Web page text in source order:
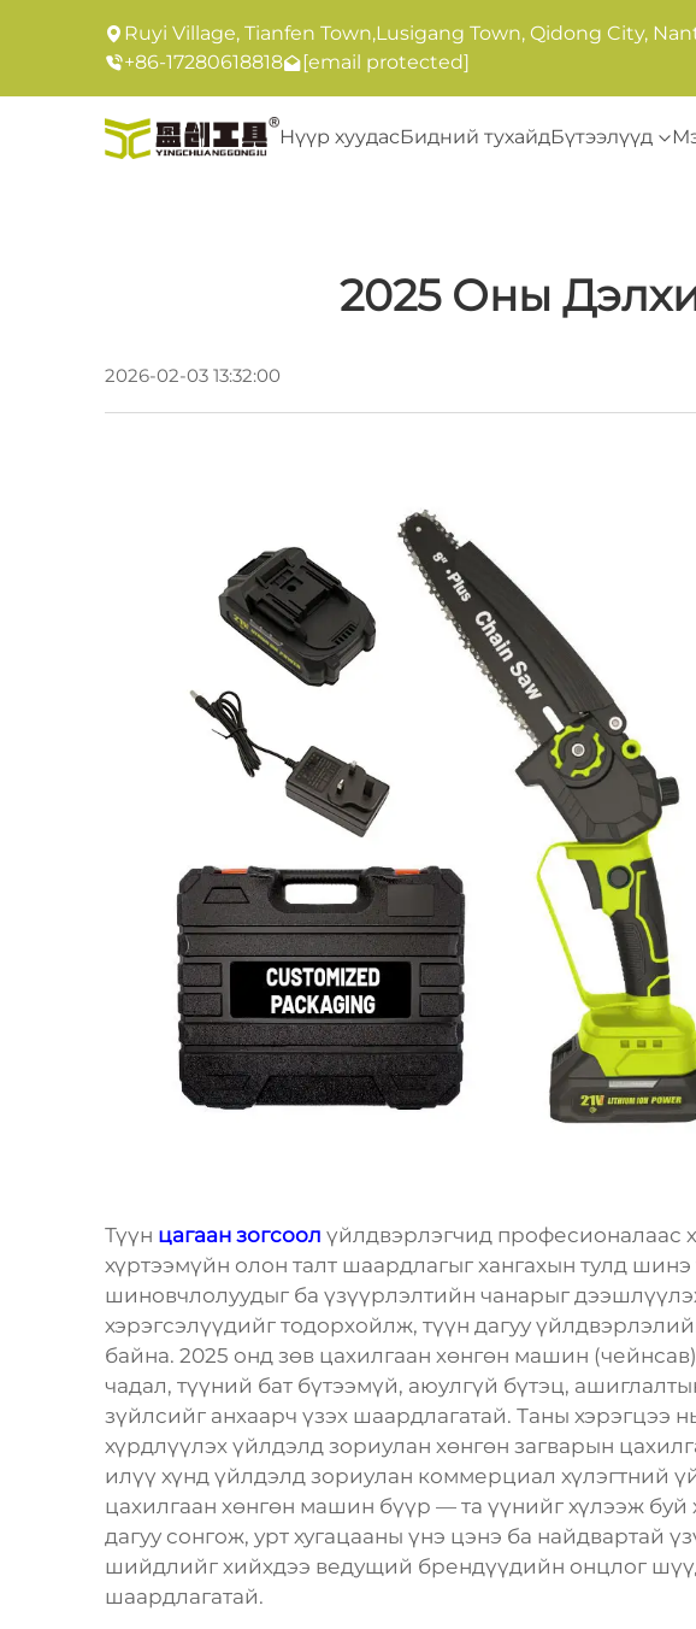
Ruyi Village, Tianfen Town,Lusigang Town, Qidong City,
+86-17280618818
[email protected]
Нүүр хуудасБидний тухайдБүтээлүүд
2025 Оны
2026-02-03 13:32:00
Түүн цагаан зогсоол үйлдвэрлэгчид професионалаас
хүртээмүйн олон талт шаардлагыг хангахын тулд
шиновчлолуудыг ба үзүүрлэлтийн чанарыг
хэрэгсэлүүдийг тодорхойлж, түүн дагуу
байна. 2025 онд зөв цахилгаан хөнгөн машин
чадал, түүний бат бүтээмүй, аюулгүй бүтэц,
зүйлсийг анхаарч үзэх шаардлагатай. Таны хэрэгцээ
хүрдлүүлэх үйлдэлд зориулан хөнгөн загварын
илүү хүнд үйлдэлд зориулан коммерциал хүлэгтний
цахилгаан хөнгөн машин бүүр — та үүнийг хүлээж
дагуу сонгож, урт хугацааны үнэ цэнэ ба найдвартай
шийдлийг хийхдээ ведущий брендүүдийн онцлог
шаардлагатай.